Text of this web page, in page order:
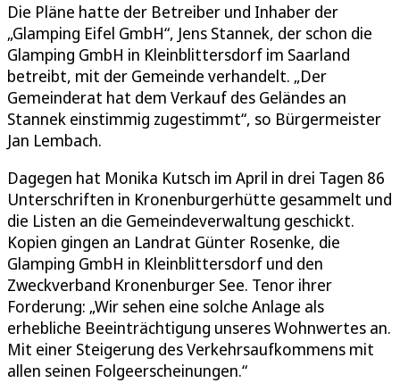
Die Pläne hatte der Betreiber und Inhaber der
„Glamping Eifel GmbH“, Jens Stannek, der schon die
Glamping GmbH in Kleinblittersdorf im Saarland
betreibt, mit der Gemeinde verhandelt. „Der
Gemeinderat hat dem Verkauf des Geländes an
Stannek einstimmig zugestimmt“, so Bürgermeister
Jan Lembach.
Dagegen hat Monika Kutsch im April in drei Tagen 86
Unterschriften in Kronenburgerhütte gesammelt und
die Listen an die Gemeindeverwaltung geschickt.
Kopien gingen an Landrat Günter Rosenke, die
Glamping GmbH in Kleinblittersdorf und den
Zweckverband Kronenburger See. Tenor ihrer
Forderung: „Wir sehen eine solche Anlage als
erhebliche Beeinträchtigung unseres Wohnwertes an.
Mit einer Steigerung des Verkehrsaufkommens mit
allen seinen Folgeerscheinungen.“